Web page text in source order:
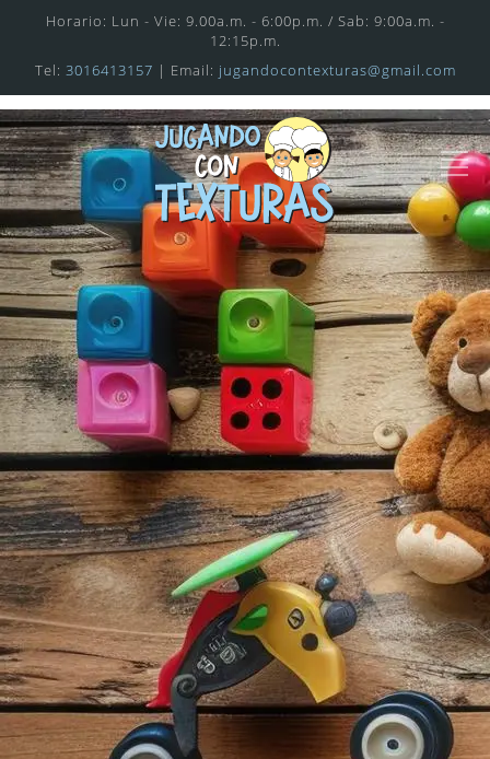
Horario: Lun - Vie: 9.00a.m. - 6:00p.m. / Sab: 9:00a.m. -
12:15p.m.
Tel: 3016413157 | Email: jugandocontexturas@gmail.com